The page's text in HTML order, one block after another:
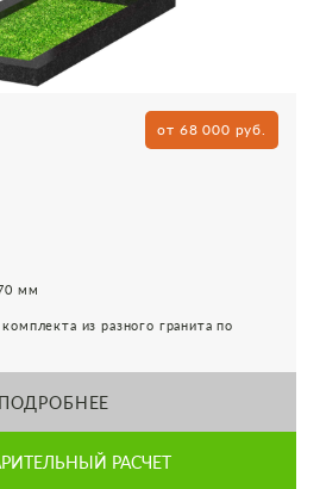
от 68 000 руб.
мм
из разного гранита по
ПОДРОБНЕЕ
РАСЧЕТ